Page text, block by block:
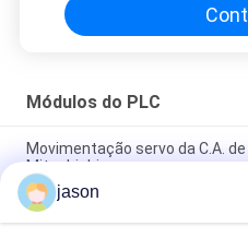
Módulos do PLC
Movimentação servo da C.A.
Mitsubishi
Transporte rápido servo da
J2S-350B da C.A. de Mitsubishi
jason